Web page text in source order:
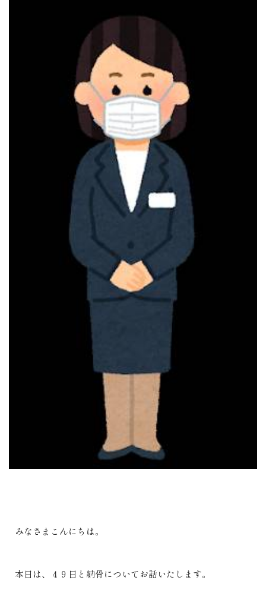
みなさまこんにちは。
本日は、４９日と納骨についてお話いたします。